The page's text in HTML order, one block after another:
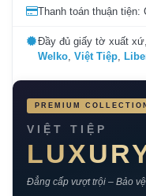
Thanh toán thuận tiện:
Đầy đủ giấy tờ xuất
Welko Việt Tiệp
PREMIUM COLLECTION
VIỆT TIỆP
Đẳng cấp vượt trội – Bảo